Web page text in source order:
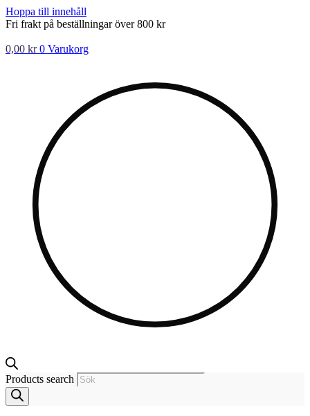
Hoppa till innehåll
Fri frakt på beställningar över 800 kr
0,00 kr 0 Varukorg
Products search